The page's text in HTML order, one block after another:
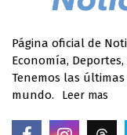
Página oficial de
Economía,
Tenemos las
mundo.
Leer mas